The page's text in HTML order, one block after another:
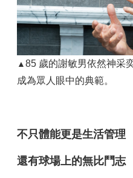
▲85 歲的謝敏男依然神采
成為眾人眼中的典範。
不只體能更是生活管理
還有球場上的無比鬥志